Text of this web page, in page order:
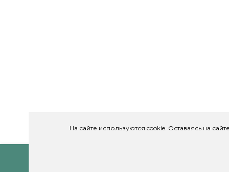
На сайте используются cookie. Оставаясь на